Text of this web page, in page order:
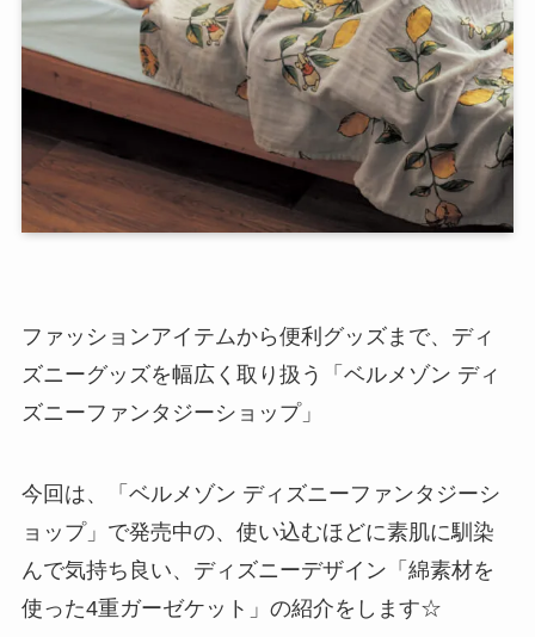
ファッションアイテムから便利グッズまで、ディ
ズニーグッズを幅広く取り扱う「ベルメゾン ディ
ズニーファンタジーショップ」
今回は、「ベルメゾン ディズニーファンタジーシ
ョップ」で発売中の、使い込むほどに素肌に馴染
んで気持ち良い、ディズニーデザイン「綿素材を
使った4重ガーゼケット」の紹介をします☆